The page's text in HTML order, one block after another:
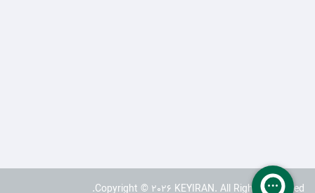
Copyright © 2026 KEYIRAN. All Rights Reserved.